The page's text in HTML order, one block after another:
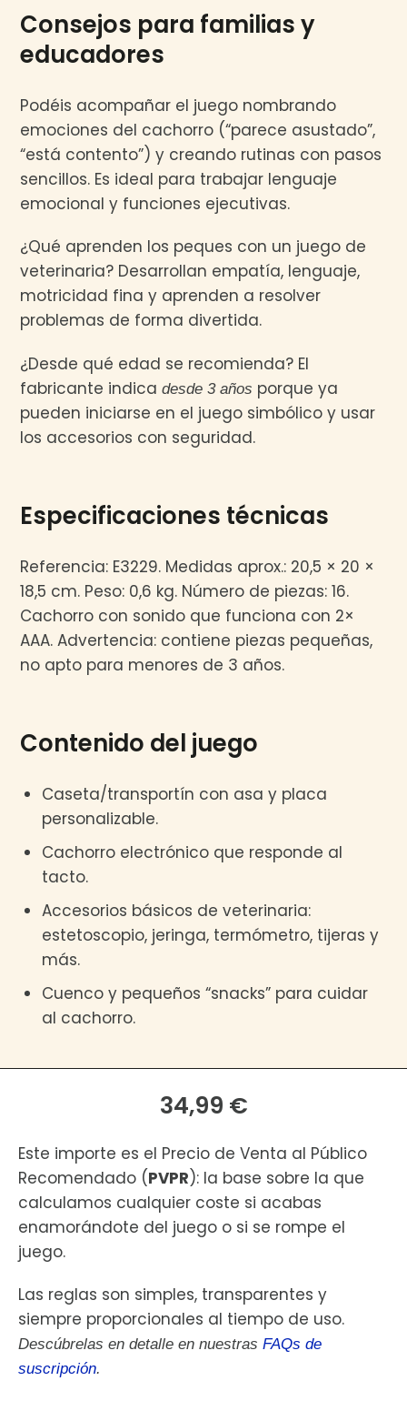
Consejos para familias y
educadores
Podéis acompañar el juego nombrando
emociones del cachorro (“parece asustado”,
“está contento”) y creando rutinas con pasos
sencillos. Es ideal para trabajar lenguaje
emocional y funciones ejecutivas.
¿Qué aprenden los peques con un juego de
veterinaria? Desarrollan empatía, lenguaje,
motricidad fina y aprenden a resolver
problemas de forma divertida.
¿Desde qué edad se recomienda? El
fabricante indicadesde 3 años porque ya
pueden iniciarse en el juego simbólico y usar
los accesorios con seguridad.
Especificaciones técnicas
Referencia: E3229. Medidas aprox.: 20,5 × 20 ×
18,5 cm. Peso: 0,6 kg. Número de piezas: 16.
Cachorro con sonido que funciona con 2×
AAA. Advertencia: contiene piezas pequeñas,
no apto para menores de 3 años.
Contenido del juego
Caseta/transportín con asa y placa
personalizable.
Cachorro electrónico que responde al
tacto.
Accesorios básicos de veterinaria:
estetoscopio, jeringa, termómetro, tijeras y
más.
Cuenco y pequeños “snacks” para cuidar
al cachorro.
34,99 €
Este importe es el Precio de Venta al Público
Recomendado (PVPR): la base sobre la que
calculamos cualquier coste si acabas
enamorándote del juego o si se rompe el
juego.
Las reglas son simples, transparentes y
siempre proporcionales al tiempo de uso.
Descúbrelas en detalle en nuestras FAQs de
suscripción.